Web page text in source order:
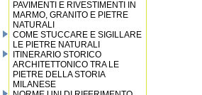
PAVIMENTI E RIVESTIMENTI IN
MARMO, GRANITO E PIETRE
NATURALI
COME STUCCARE E SIGILLARE
LE PIETRE NATURALI
ITINERARIO STORICO
ARCHITETTONICO TRA LE
PIETRE DELLA STORIA
MILANESE